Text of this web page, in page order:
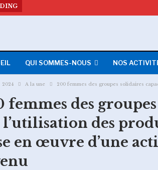
QUI SOMMES-NOUS NOS
2024 A la une 200 femmes des groupes solidaires
femmes des
l’utilisation des
en œuvre d’une